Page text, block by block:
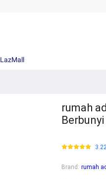
LazMall
rumah
Brand : rumah